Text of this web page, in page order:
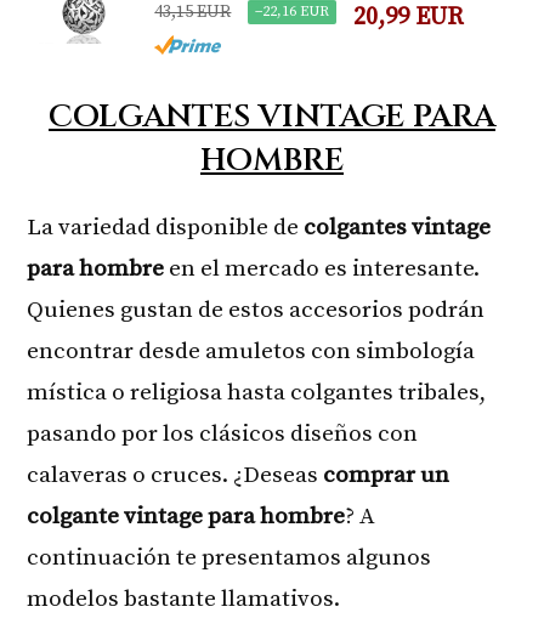
43,15 EUR −22,16 EUR 20,99 EUR
COLGANTES VINTAGE PARA
HOMBRE
La variedad disponible de colgantes vintage
para hombre en el mercado es interesante.
Quienes gustan de estos accesorios podrán
encontrar desde amuletos con simbología
mística o religiosa hasta colgantes tribales,
pasando por los clásicos diseños con
calaveras o cruces. ¿Deseas comprar un
colgante vintage para hombre? A
continuación te presentamos algunos
modelos bastante llamativos.